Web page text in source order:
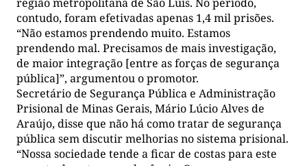
contudo, foram efetivadas apenas 1,4 mil prisões.
“Não estamos prendendo muito. Estamos
prendendo mal. Precisamos de mais investigação,
de maior integração [entre as forças de segurança
pública]”, argumentou o promotor.
Secretário de Segurança Pública e Administração
Prisional de Minas Gerais, Mário Lúcio Alves de
Araújo, disse que não há como tratar de segurança
pública sem discutir melhorias no sistema prisional.
“Nossa sociedade tende a ficar de costas para este